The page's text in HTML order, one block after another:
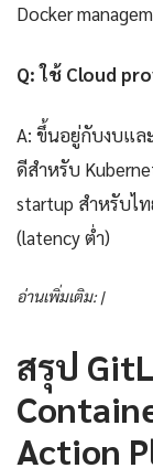
Docker
Q: ใช้ Cloud
A: ขึ้นอยู่กับงบแล
ดีสำหรับ
startup สำหรับไ
(latency ต่ำ)
อ่านเพิ่มเติม: |
สรุป
Action